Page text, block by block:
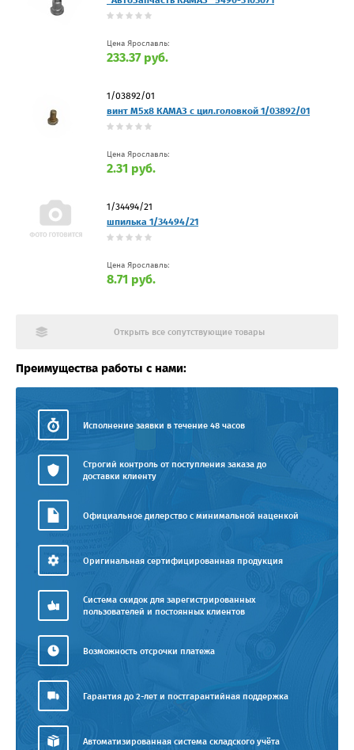
Цена Ярославль:
233.37 руб.
1/03892/01
винт М5х8 КАМАЗ с цил.головкой 1/03892/01
Цена Ярославль:
2.31 руб.
1/34494/21
шпилька 1/34494/21
Цена Ярославль:
8.71 руб.
Открыть все сопутствующие товары
Преимущества работы с нами:
Исполнение заявки в течение 48 часов
Строгий контроль от поступления заказа до
доставки клиенту
Официальное дилерство с минимальной наценкой
Оригинальная сертифицированная продукция
Система скидок для зарегистрированных
пользователей и постоянных клиентов
Возможность отсрочки платежа
Гарантия до 2-лет и постгарантийная поддержка
Автоматизированная система складского учёта